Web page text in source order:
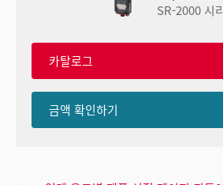
SR-2000 시
카탈로그
금액 확인하기